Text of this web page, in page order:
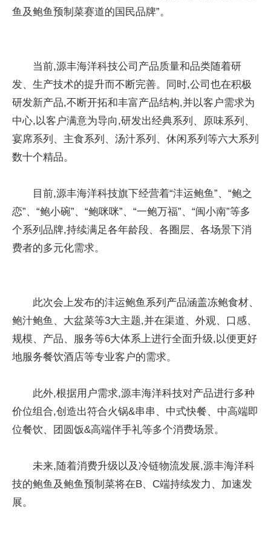
鱼及鲍鱼预制菜赛道的国民品牌”。
当前,源丰海洋科技公司产品质量和品类随着研
发、生产技术的提升而不断完善。同时,公司也在积极
研发新产品,不断开拓和丰富产品结构,并以客户需求为
中心,以客户满意为导向,研发出经典系列、原味系列、
宴席系列、主食系列、汤汁系列、休闲系列等六大系列
数十个精品。
目前,源丰海洋科技旗下经营着“沣运鲍鱼”、“鲍之
恋”、“鲍小碗”、“鲍咪咪”、“一鲍万福”、“闽小南”等多
个系列品牌,持续满足各年龄段、各圈层、各场景下消
费者的多元化需求。
此次会上发布的沣运鲍鱼系列产品涵盖冻鲍食材、
鲍汁鲍鱼、大盆菜等3大主题,并在渠道、外观、口感、
规模、产品、服务等6大体系上进行全面升级,以便更好
地服务餐饮酒店等专业客户的需求。
此外,根据用户需求,源丰海洋科技对产品进行多种
价位组合,创造出符合火锅&串串、中式快餐、中高端即
位餐饮、团圆饭&高端伴手礼等多个消费场景。
未来,随着消费升级以及冷链物流发展,源丰海洋科
技的鲍鱼及鲍鱼预制菜将在B、C端持续发力、加速发
展。